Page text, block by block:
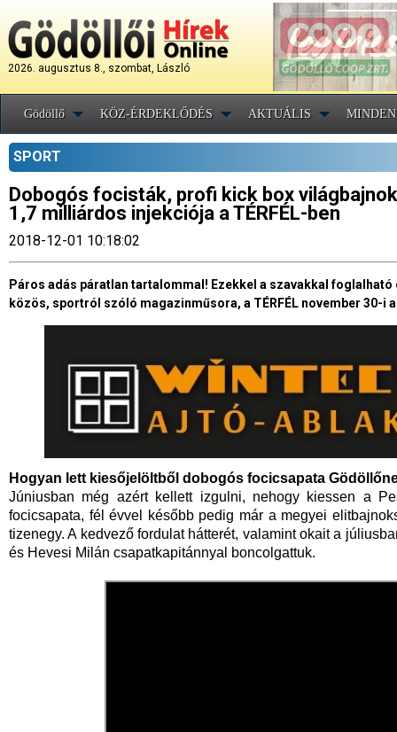
2026. augusztus 8., szombat, László
Gödöllő KÖZ-ÉRDEKLŐDÉS AKTUÁLIS
SPORT
Dobogós focisták, profi kick box
1,7 milliárdos injekciója a TÉRFÉL-ben
2018-12-01 10:18:02
Páros adás páratlan tartalommal! Ezekkel a szavakkal
közös, sportról szóló magazinműsora, a TÉRFÉL november 30-i
Hogyan lett kiesőjelöltből dobogós focicsapata
Júniusban még azért kellett izgulni, nehogy kiessen a
focicsapata, fél évvel később pedig már a megyei
tizenegy. A kedvező fordulat hátterét, valamint okait a
és Hevesi Milán csapatkapitánnyal boncolgattuk.